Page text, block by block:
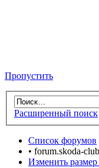
Пропустить
Расширенный поиск
Список форумов
• forum.skoda-
Изменить